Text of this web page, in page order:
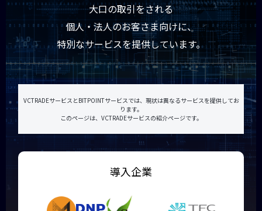
大口の取引をされる
個人・法人のお客さま向けに、
特別なサービスを提供しています。
VCTRADEサービスとBITPOINTサービスでは、現状は異なるサービスを提供してお
ります。
このページは、VCTRADEサービスの紹介ページです。
導入企業